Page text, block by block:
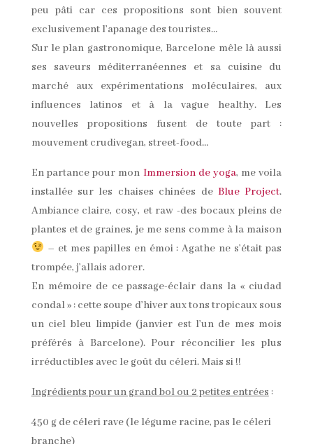
peu pâti car ces propositions sont bien souvent
exclusivement l’apanage des touristes…
Sur le plan gastronomique, Barcelone mêle là aussi
ses saveurs méditerranéennes et sa cuisine du
marché aux expérimentations moléculaires, aux
influences latinos et à la vague healthy. Les
nouvelles propositions fusent de toute part :
mouvement crudivegan, street-food…
En partance pour mon Immersion de yoga, me voila
installée sur les chaises chinées de Blue Project.
Ambiance claire, cosy, et raw -des bocaux pleins de
plantes et de graines, je me sens comme à la maison
– et mes papilles en émoi : Agathe ne s’était pas
trompée, j’allais adorer.
En mémoire de ce passage-éclair dans la « ciudad
condal » : cette soupe d’hiver aux tons tropicaux sous
un ciel bleu limpide (janvier est l’un de mes mois
préférés à Barcelone). Pour réconcilier les plus
irréductibles avec le goût du céleri. Mais si !!
Ingrédients pour un grand bol ou 2 petites entrées :
450 g de céleri rave (le légume racine, pas le céleri
branche)